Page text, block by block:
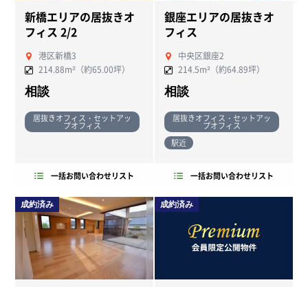
新橋エリアの居抜きオ
フィス 2/2
港区新橋3
214.88m²（約65.00坪）
相談
居抜きオフィス・セットアッ
プオフィス
一括お問い合わせリスト
銀座エリアの居抜きオ
フィス
中央区銀座2
214.5m²（約64.89坪）
相談
居抜きオフィス・セットアッ
プオフィス
駅近
一括お問い合わせリスト
成約済み 成約済み